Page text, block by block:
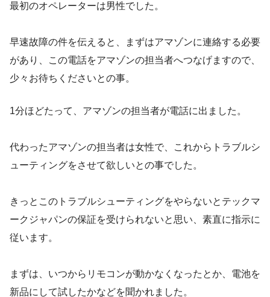
最初のオペレーターは男性でした。
早速故障の件を伝えると、まずはアマゾンに連絡する必要
があり、この電話をアマゾンの担当者へつなげますので、
少々お待ちくださいとの事。
1分ほどたって、アマゾンの担当者が電話に出ました。
代わったアマゾンの担当者は女性で、これからトラブルシ
ューティングをさせて欲しいとの事でした。
きっとこのトラブルシューティングをやらないとテックマ
ークジャパンの保証を受けられないと思い、素直に指示に
従います。
まずは、いつからリモコンが動かなくなったとか、電池を
新品にして試したかなどを聞かれました。